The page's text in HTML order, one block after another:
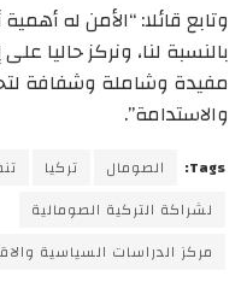
وتابع قائلا: “الأمن له
بالنسبة لنا، ونركز حاليا
مفيدة وشاملة وشفافة
والاستدامة”.
Tags: الصومال تركيا
لشراكة التركية الصومالية
مركز الدراسات السياسية